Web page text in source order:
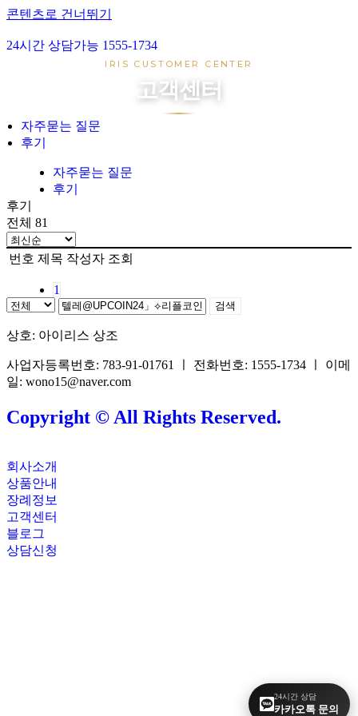
콘텐츠로 건너뛰기
장례준비
자주묻는 질문
후기
24시간 상담가능 1555-1734
IRIS CUSTOMER CENTER
고객센터
자주묻는 질문
후기
자주묻는 질문
후기
후기
전체 81
번호 제목 작성자 조회
1
검색
24시간 상담
카카오톡 문의
상호: 아이리스 상조
사업자등록번호: 783-91-01761 ㅣ 전화번호: 1555-1734 ㅣ 이메
일: wono15@naver.com
Copyright © All Rights Reserved.
회사소개
상품안내
장례정보
고객센터
블로그
상담신청